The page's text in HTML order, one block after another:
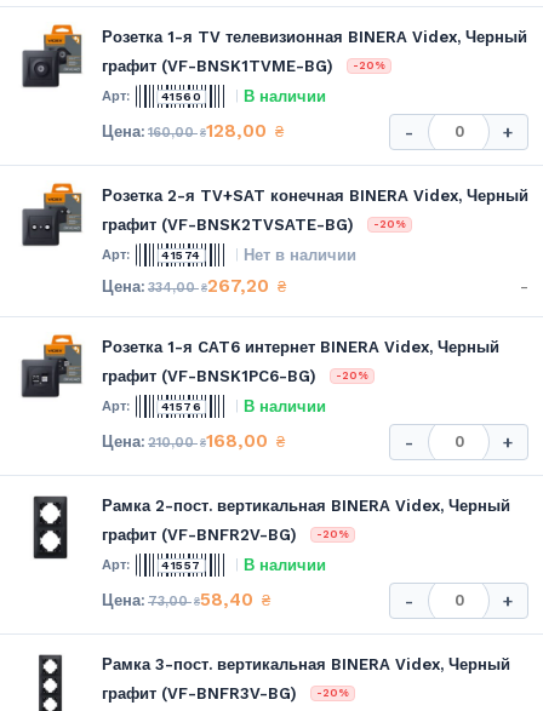
Розетка 1-я TV телевизионная BINERA Videx, Черный
графит (VF-BNSK1TVME-BG)
-20%
41560 В наличии
160,00₴128,00 ₴ - +
Розетка 2-я TV+SAT конечная BINERA Videx, Черный
графит (VF-BNSK2TVSATE-BG)
-20%
41574 Нет в наличии
334,00₴267,20 ₴ -
Розетка 1-я CAT6 интернет BINERA Videx, Черный
графит (VF-BNSK1PC6-BG)
-20%
41576 В наличии
210,00₴168,00 ₴ - +
Рамка 2-пост. вертикальная BINERA Videx, Черный
графит (VF-BNFR2V-BG)
-20%
41557 В наличии
73,00₴58,40 ₴ - +
Рамка 3-пост. вертикальная BINERA Videx, Черный
графит (VF-BNFR3V-BG)
-20%